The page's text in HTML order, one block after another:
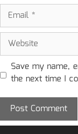
Email
Website
Save my name,
the next time I